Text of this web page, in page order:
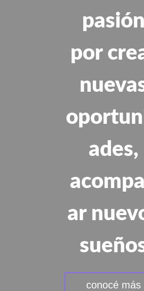
pasión
por
ades,
ar
conocé más